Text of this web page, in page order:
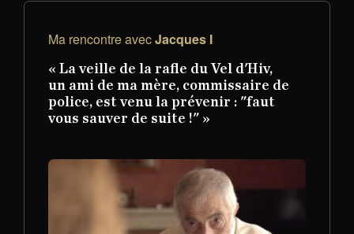
Ma rencontre avecJacques I
« La veille de la rafle du Vel d'Hiv,
un ami de ma mère, commissaire de
police, est venu la prévenir : "faut
vous sauver de suite !" »